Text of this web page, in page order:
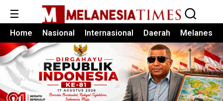
☰
Home Nasional Internasional Daerah Melanesia